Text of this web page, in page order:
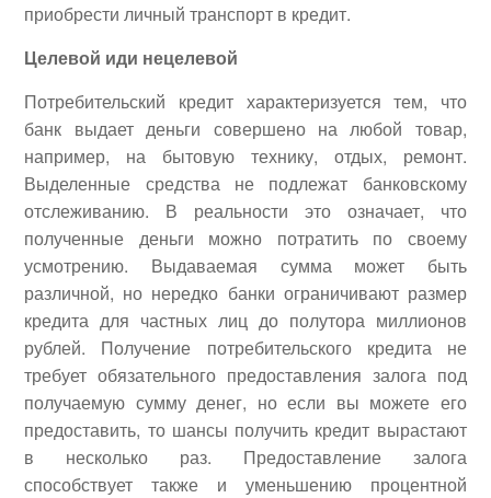
приобрести личный транспорт в кредит.
Целевой иди нецелевой
Потребительский кредит характеризуется тем, что
банк выдает деньги совершено на любой товар,
например, на бытовую технику, отдых, ремонт.
Выделенные средства не подлежат банковскому
отслеживанию. В реальности это означает, что
полученные деньги можно потратить по своему
усмотрению. Выдаваемая сумма может быть
различной, но нередко банки ограничивают размер
кредита для частных лиц до полутора миллионов
рублей. Получение потребительского кредита не
требует обязательного предоставления залога под
получаемую сумму денег, но если вы можете его
предоставить, то шансы получить кредит вырастают
в несколько раз. Предоставление залога
способствует также и уменьшению процентной